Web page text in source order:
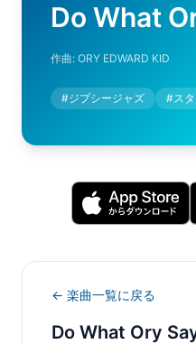
Do What
作曲: ORY EDWARD KID
#ジプシージャズ #ス
← 楽曲一覧に戻る
Do What Ory